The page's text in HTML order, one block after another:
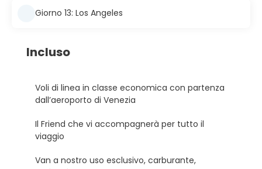
Giorno 13: Los Angeles
Incluso
Voli di linea in classe economica con partenza
dall’aeroporto di Venezia
Il Friend che vi accompagnerà per tutto il
viaggio
Van a nostro uso esclusivo, carburante,